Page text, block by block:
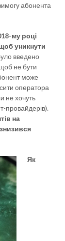
абонента
му році
уникнути
введено
не бути
може
оператора
не хочуть
провайдерів).
на
Як